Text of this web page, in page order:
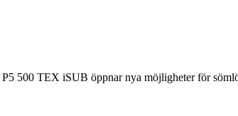
500 TEX iSUB öppnar nya möjligheter för